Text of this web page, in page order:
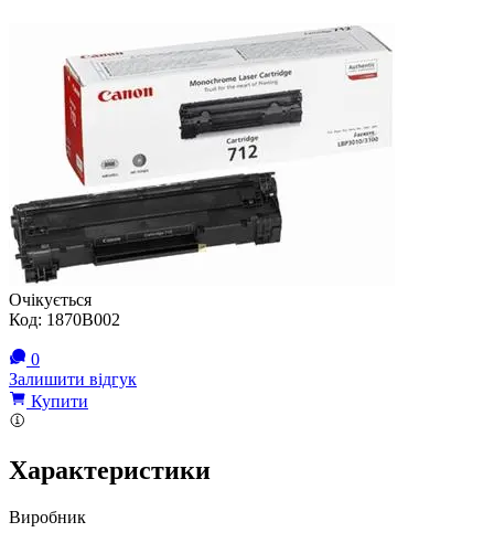
Очікується
Код: 1870B002
0
Залишити відгук
Купити
Характеристики
Виробник